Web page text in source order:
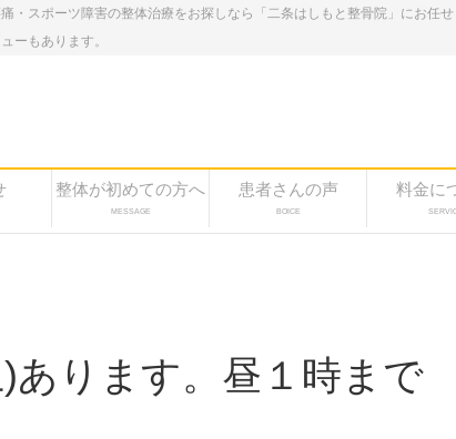
・スポーツ障害の整体治療をお探しなら「二条はしもと整骨院」にお任
ーもあります。
整体が初めての方へ
MESSAGE
患者さんの声
BOICE
料金に
)あります。昼１時まで